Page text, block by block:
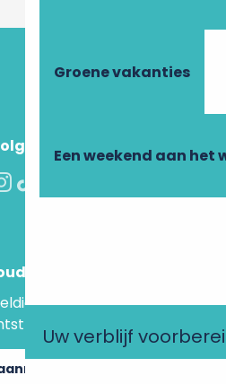
Groene vakanties
Een weekend aan het
Uw verblijf
ons!
aanbiedingen en
in je inbox.